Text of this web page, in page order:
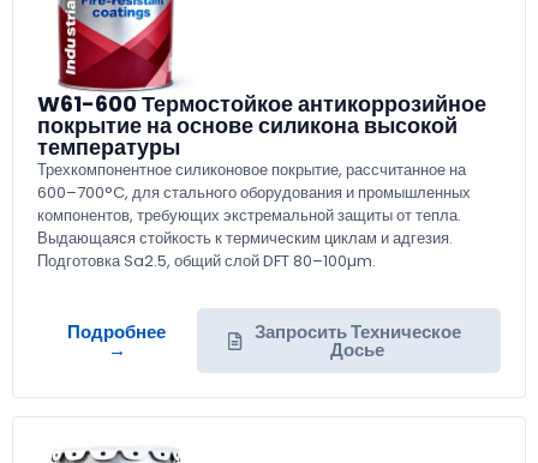
W61-600 Термостойкое антикоррозийное
покрытие на основе силикона высокой
температуры
Трехкомпонентное силиконовое покрытие, рассчитанное на
600–700°C, для стального оборудования и промышленных
компонентов, требующих экстремальной защиты от тепла.
Выдающаяся стойкость к термическим циклам и адгезия.
Подготовка Sa2.5, общий слой DFT 80–100µm.
Подробнее
→
Запросить Техническое
Досье